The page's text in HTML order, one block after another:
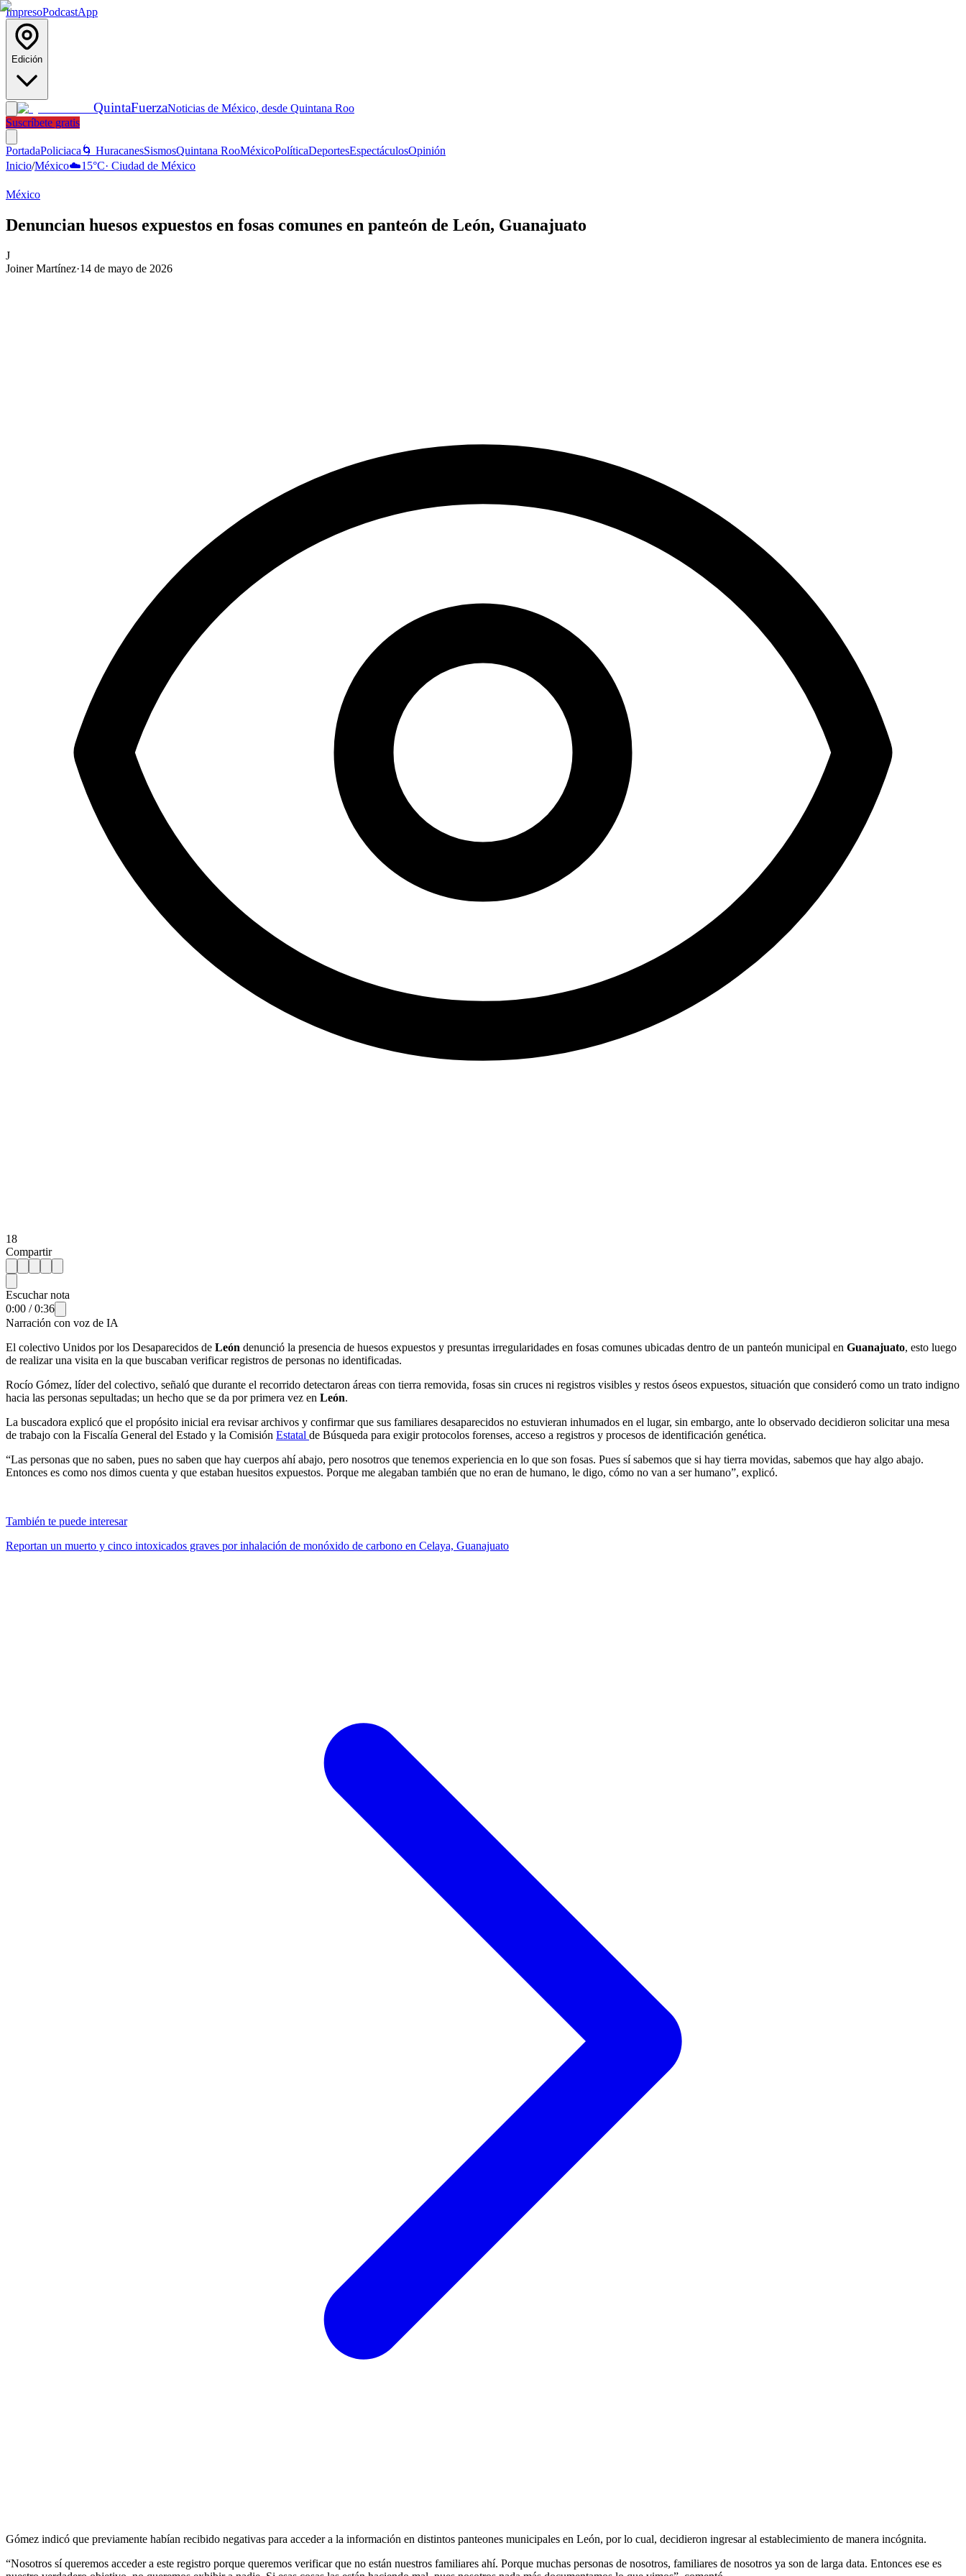
ImpresoPodcastApp
Edición
QuintaFuerzaNoticias de México, desde Quintana Roo
Suscríbete gratis
PortadaPoliciaca 🌀 HuracanesSismosQuintana RooMéxicoPolíticaDeportesEspectáculosOpinión
Inicio/México☁️15°C· Ciudad de México
México
Denuncian huesos expuestos en fosas comunes en panteón de León, Guanajuato
J
Joiner Martínez·14 de mayo de 2026
18
Compartir
Escuchar nota
0:00 /0:36
Narración con voz de IA
El colectivo Unidos por los Desaparecidos de León denunció la presencia de huesos expuestos y presuntas irregularidades en fosas comunes ubicadas dentro de un panteón municipal en Guanajuato, esto luego
de realizar una visita en la que buscaban verificar registros de personas no identificadas.
Rocío Gómez, líder del colectivo, señaló que durante el recorrido detectaron áreas con tierra removida, fosas sin cruces ni registros visibles y restos óseos expuestos, situación que consideró como un trato indigno
hacia las personas sepultadas; un hecho que se da por primera vez en León.
La buscadora explicó que el propósito inicial era revisar archivos y confirmar que sus familiares desaparecidos no estuvieran inhumados en el lugar, sin embargo, ante lo observado decidieron solicitar una mesa
de trabajo con la Fiscalía General del Estado y la Comisión Estatal de Búsqueda para exigir protocolos forenses, acceso a registros y procesos de identificación genética.
“Las personas que no saben, pues no saben que hay cuerpos ahí abajo, pero nosotros que tenemos experiencia en lo que son fosas. Pues sí sabemos que si hay tierra movidas, sabemos que hay algo abajo.
Entonces es como nos dimos cuenta y que estaban huesitos expuestos. Porque me alegaban también que no eran de humano, le digo, cómo no van a ser humano”, explicó.
También te puede interesar
Reportan un muerto y cinco intoxicados graves por inhalación de monóxido de carbono en Celaya, Guanajuato
Gómez indicó que previamente habían recibido negativas para acceder a la información en distintos panteones municipales en León, por lo cual, decidieron ingresar al establecimiento de manera incógnita.
“Nosotros sí queremos acceder a este registro porque queremos verificar que no están nuestros familiares ahí. Porque muchas personas de nosotros, familiares de nosotros ya son de larga data. Entonces ese es